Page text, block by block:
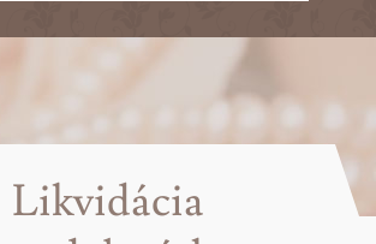
Likvidácia